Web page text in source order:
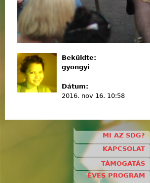
Beküldte:
gyongyi
Dátum:
2016. nov 16. 10:58
MI AZ SDG?
KAPCSOLAT
TÁMOGATÁS
ÉVES PROGRAM